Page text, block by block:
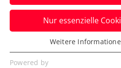
Österreichs aktueller
misslingt einzig der
Doublegewinn.
Verfasst von: Manuel Wachta,
Nur essenzielle
Essenziell
Essenzielle Cookies werden für
Weitere
Powered by